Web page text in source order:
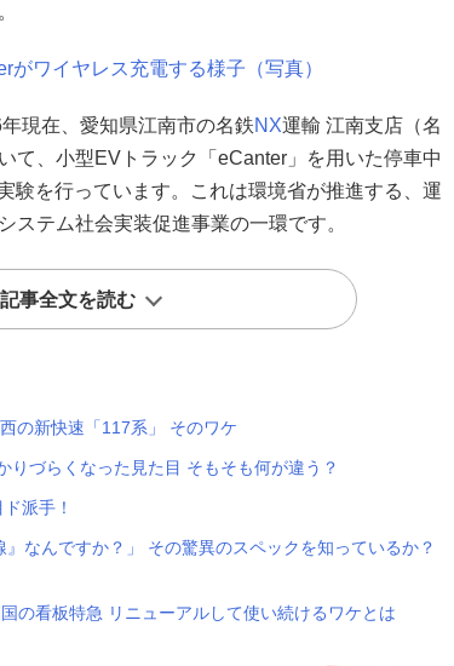
がワイヤレス充電する様子（写真）
現在、愛知県江南市の名鉄NX運輸 江南支店（名
て、小型EVトラック「eCanter」を用いた停車中
験を行っています。これは環境省が推進する、運
ステム社会実装促進事業の一環です。
記事全文を読む
の新快速「117系」 そのワケ
づらくなった見た目 そもそも何が違う？
派手！
』なんですか？」 その驚異のスペックを知っているか？
の看板特急 リニューアルして使い続けるワケとは